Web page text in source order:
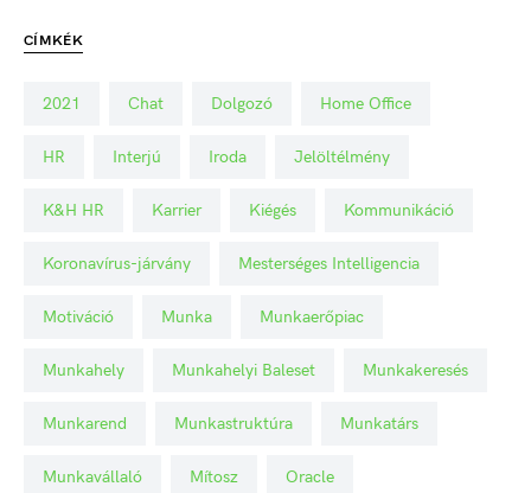
CÍMKÉK
2021 Chat Dolgozó Home Office
HR Interjú Iroda Jelöltélmény
K&H HR Karrier Kiégés Kommunikáció
Koronavírus-járvány Mesterséges Intelligencia
Motiváció Munka Munkaerőpiac
Munkahely Munkahelyi Baleset Munkakeresés
Munkarend Munkastruktúra Munkatárs
Munkavállaló Mítosz Oracle